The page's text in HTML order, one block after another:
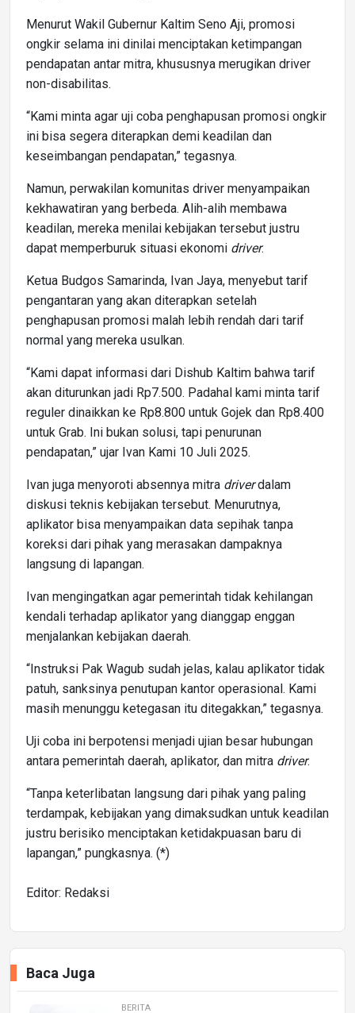
Menurut Wakil Gubernur Kaltim Seno Aji, promosi
ongkir selama ini dinilai menciptakan ketimpangan
pendapatan antar mitra, khususnya merugikan driver
non-disabilitas.
“Kami minta agar uji coba penghapusan promosi ongkir
ini bisa segera diterapkan demi keadilan dan
keseimbangan pendapatan,” tegasnya.
Namun, perwakilan komunitas driver menyampaikan
kekhawatiran yang berbeda. Alih-alih membawa
keadilan, mereka menilai kebijakan tersebut justru
dapat memperburuk situasi ekonomi driver.
Ketua Budgos Samarinda, Ivan Jaya, menyebut tarif
pengantaran yang akan diterapkan setelah
penghapusan promosi malah lebih rendah dari tarif
normal yang mereka usulkan.
“Kami dapat informasi dari Dishub Kaltim bahwa tarif
akan diturunkan jadi Rp7.500. Padahal kami minta tarif
reguler dinaikkan ke Rp8.800 untuk Gojek dan Rp8.400
untuk Grab. Ini bukan solusi, tapi penurunan
pendapatan,” ujar Ivan Kami 10 Juli 2025.
Ivan juga menyoroti absennya mitra driverdalam
diskusi teknis kebijakan tersebut. Menurutnya,
aplikator bisa menyampaikan data sepihak tanpa
koreksi dari pihak yang merasakan dampaknya
langsung di lapangan.
Ivan mengingatkan agar pemerintah tidak kehilangan
kendali terhadap aplikator yang dianggap enggan
menjalankan kebijakan daerah.
“Instruksi Pak Wagub sudah jelas, kalau aplikator tidak
patuh, sanksinya penutupan kantor operasional. Kami
masih menunggu ketegasan itu ditegakkan,” tegasnya.
Uji coba ini berpotensi menjadi ujian besar hubungan
antara pemerintah daerah, aplikator, dan mitra driver.
“Tanpa keterlibatan langsung dari pihak yang paling
terdampak, kebijakan yang dimaksudkan untuk keadilan
justru berisiko menciptakan ketidakpuasan baru di
lapangan,” pungkasnya. (*)
Editor: Redaksi
Baca Juga
BERITA